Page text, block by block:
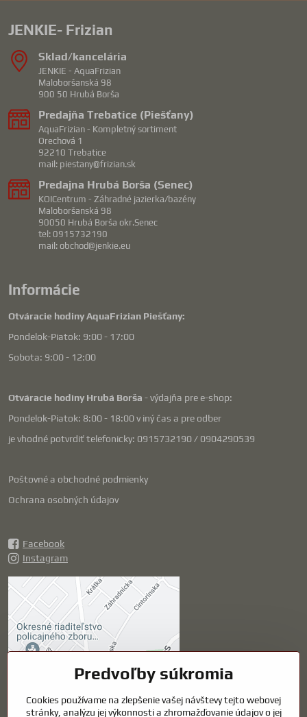
JENKIE- Frizian
Sklad/kancelária
JENKIE - AquaFrizian
Maloboršanská 98
900 50 Hrubá Borša
Predajňa Trebatice (Piešťany)
AquaFrizian - Kompletný sortiment
Orechová 1
92210 Trebatice
mail: piestany@frizian.sk
Predajna Hrubá Borša (Senec)
KOICentrum - Záhradné jazierka/bazény
Maloboršanská 98
90050 Hrubá Borša okr.Senec
tel: 0915732190
mail: obchod@jenkie.eu
Informácie
Otváracie hodiny AquaFrizian Piešťany:
Pondelok-Piatok: 9:00 - 17:00
Sobota: 9:00 - 12:00
Otváracie hodiny Hrubá Borša - výdajňa pre e-shop:
Pondelok-Piatok: 8:00 - 18:00 v iný čas a pre odber
je vhodné potvrdiť telefonicky: 0915732190 / 0904290539
Poštovné a obchodné podmienky
Ochrana osobných údajov
Facebook
Instagram
Externý obsah je
blokovaný Voľbami
súkromia
Prajete si načítať externý obsah?
Povoliť tentokrát
Predvoľby súkromia
Cookies používame na zlepšenie vašej návštevy tejto webovej
stránky, analýzu jej výkonnosti a zhromažďovanie údajov o jej